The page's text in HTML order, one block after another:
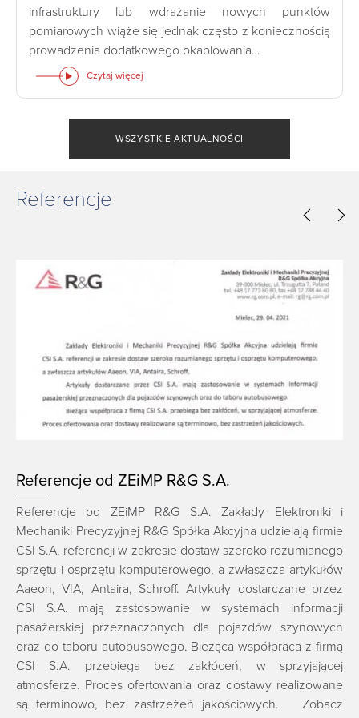
infrastruktury lub wdrażanie nowych punktów
pomiarowych wiąże się jednak często z koniecznością
prowadzenia dodatkowego okablowania…
Czytaj więcej
WSZYSTKIE AKTUALNOŚCI
Referencje
Referencje od ZEiMP R&G S.A.
Referencje od ZEiMP R&G S.A. Zakłady Elektroniki i
Mechaniki Precyzyjnej R&G Spółka Akcyjna udzielają firmie
CSI S.A. referencji w zakresie dostaw szeroko rozumianego
sprzętu i osprzętu komputerowego, a zwłaszcza artykułów
Aaeon, VIA, Antaira, Schroff. Artykuły dostarczane przez
CSI S.A. mają zastosowanie w systemach informacji
pasażerskiej przeznaczonych dla pojazdów szynowych
oraz do taboru autobusowego. Bieżąca współpraca z firmą
CSI S.A. przebiega bez zakłóceń, w sprzyjającej
atmosferze. Proces ofertowania oraz dostawy realizowane
są terminowo, bez zastrzeżeń jakościowych. Zobacz